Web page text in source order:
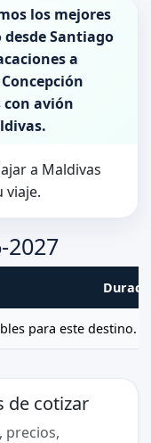
los mejores
Santiago
a
avión
.
a Maldivas
viaje.
2027
para este destino.
de cotizar
precios,